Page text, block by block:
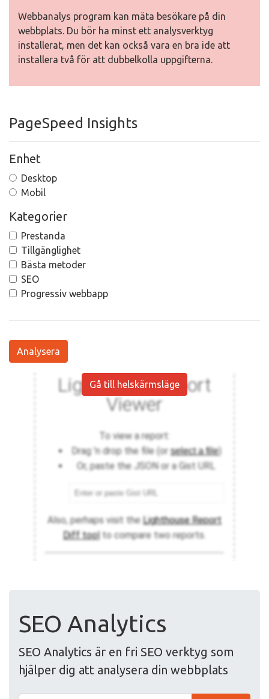
Webbanalys program kan mäta besökare på din
webbplats. Du bör ha minst ett analysverktyg
installerat, men det kan också vara en bra ide att
installera två för att dubbelkolla uppgifterna.
PageSpeed Insights
Enhet
Desktop
Mobil
Kategorier
Prestanda
Tillgänglighet
Bästa metoder
SEO
Progressiv webbapp
Analysera
Gå till helskärmsläge
SEO Analytics
SEO Analytics är en fri SEO verktyg som
hjälper dig att analysera din webbplats